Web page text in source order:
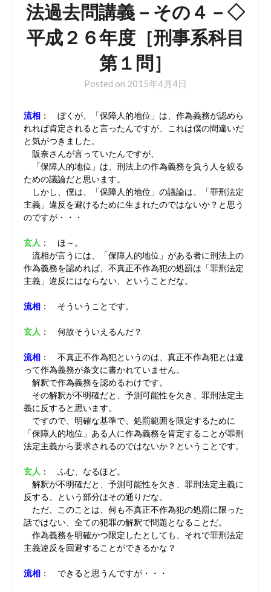
法過去問講義－その４－◇
平成２６年度［刑事系科目
第１問］
Posted on 2015年4月4日
流相： ぼくが、「保障人的地位」は、作為義務が認めら
れれば肯定されると言ったんですが、これは僕の間違いだ
と気がつきました。
阪奈さんが言っていたんですが、
「保障人的地位」は、刑法上の作為義務を負う人を絞る
ための議論だと思います。
しかし、僕は、「保障人的地位」の議論は、「罪刑法定
主義」違反を避けるために生まれたのではないか？と思う
のですが・・・
玄人 ： ほ～。
流相が言うには、「保障人的地位」がある者に刑法上の
作為義務を認めれば、不真正不作為犯の処罰は「罪刑法定
主義」違反にはならない、ということだな。
流相： そういうことです。
玄人 ： 何故そういえるんだ？
流相： 不真正不作為犯というのは、真正不作為犯とは違
って作為義務が条文に書かれていません。
解釈で作為義務を認めるわけです。
その解釈が不明確だと、予測可能性を欠き、罪刑法定主
義に反すると思います。
ですので、明確な基準で、処罰範囲を限定するために
「保障人的地位」ある人に作為義務を肯定することが罪刑
法定主義から要求されるのではないか？ということです。
玄人 ： ふむ、なるほど。
解釈が不明確だと、予測可能性を欠き、罪刑法定主義に
反する、という部分はその通りだな。
ただ、このことは、何も不真正不作為犯の処罰に限った
話ではない、全ての犯罪の解釈で問題となることだ。
作為義務を明確かつ限定したとしても、それで罪刑法定
主義違反を回避することができるかな？
流相： できると思うんですが・・・